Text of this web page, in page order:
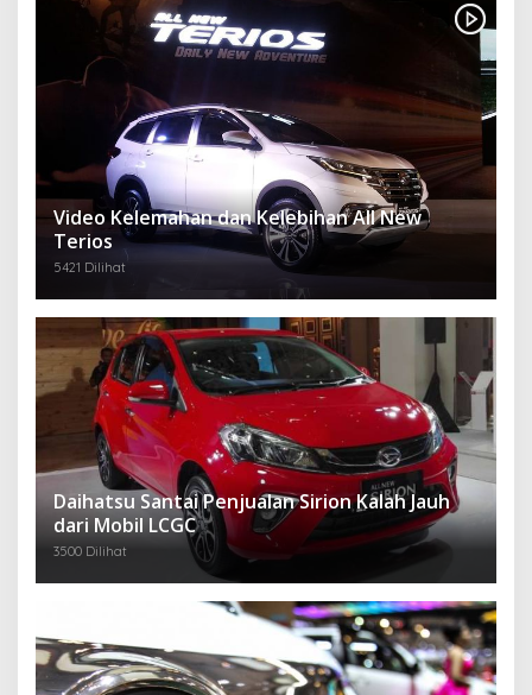
Video Kelemahan dan Kelebihan All New
Terios
5421 Dilihat
Daihatsu Santai Penjualan Sirion Kalah Jauh
dari Mobil LCGC
3500 Dilihat